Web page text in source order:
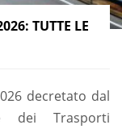
TUTTE LE
decretato dal
dei Trasporti